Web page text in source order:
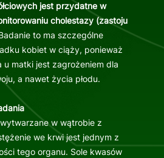
jest przydatne w
cholestazy (zastoju
to ma szczególne
kobiet w ciąży, ponieważ
u matki jest zagrożeniem dla
a nawet życia płodu.
wytwarzane w wątrobie z
we krwi jest jednym z
tego organu. Sole kwasów